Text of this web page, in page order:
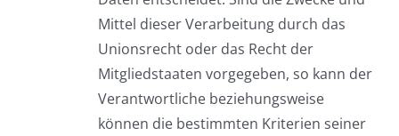
Mittel dieser Verarbeitung durch das
Unionsrecht oder das Recht der
Mitgliedstaaten vorgegeben, so kann der
Verantwortliche beziehungsweise
können die bestimmten Kriterien seiner